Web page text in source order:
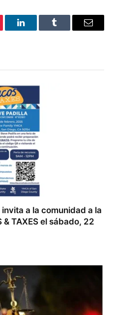
LinkedInTumblr Email
a la comunidad a la
TAXES el sábado, 22